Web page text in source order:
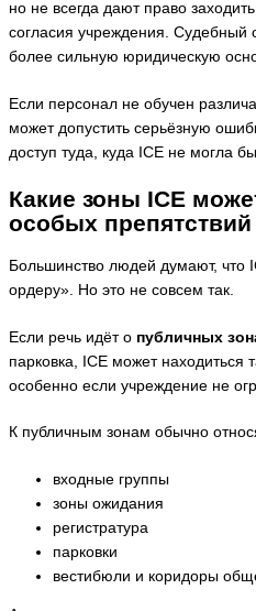
но не всегда дают право
согласия учреждения. Судебный
более сильную юридическую
Если персонал не обучен
может допустить серьёзную
доступ туда, куда ICE не могла
Какие зоны ICE
особых препятствий
Большинство людей думают, что
ордеру». Но это не совсем так.
Если речь идёт о публичных
парковка, ICE может находиться
особенно если учреждение не
К публичным зонам обычно
входные группы
зоны ожидания
регистратура
парковки
вестибюли и коридоры